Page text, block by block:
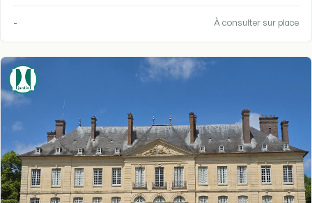
- À consulter sur place